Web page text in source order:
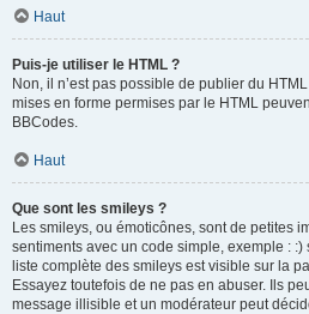
Haut
Puis-je utiliser le HTML ?
Non, il n’est pas possible de publier du
mises en forme permises par le HTML
BBCodes.
Haut
Que sont les smileys ?
Les smileys, ou émoticônes, sont de petites
sentiments avec un code simple, exemple :
liste complète des smileys est visible sur la
Essayez toutefois de ne pas en abuser. Ils
message illisible et un modérateur peut